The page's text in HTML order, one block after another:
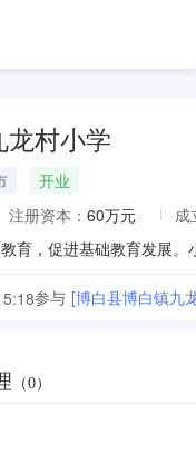
龙村小学
开业
注册资本： 60万元
成
育，促进基础教育发展。
参与 [博白县博白镇九
（0）